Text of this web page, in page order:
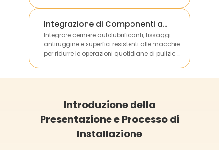
Integrazione di Componenti a
Basso Manutenzione
Integrare cerniere autolubrificanti, fissaggi
antiruggine e superfici resistenti alle macchie
per ridurre le operazioni quotidiane di pulizia e
Introduzione della
Presentazione e Processo di
Installazione